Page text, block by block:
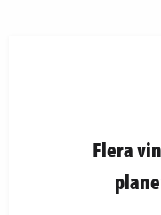
Flera